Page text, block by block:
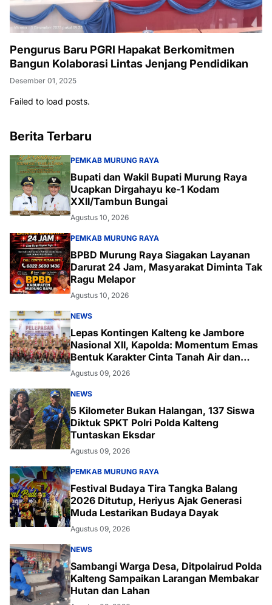
Pengurus Baru PGRI Hapakat Berkomitmen
Bangun Kolaborasi Lintas Jenjang Pendidikan
Desember 01, 2025
Failed to load posts.
Berita Terbaru
PEMKAB MURUNG RAYA
Bupati dan Wakil Bupati Murung Raya
Ucapkan Dirgahayu ke-1 Kodam
XXII/Tambun Bungai
Agustus 10, 2026
PEMKAB MURUNG RAYA
BPBD Murung Raya Siagakan Layanan
Darurat 24 Jam, Masyarakat Diminta Tak
Ragu Melapor
Agustus 10, 2026
NEWS
Lepas Kontingen Kalteng ke Jambore
Nasional XII, Kapolda: Momentum Emas
Bentuk Karakter Cinta Tanah Air dan
Lingkungan
Agustus 09, 2026
NEWS
5 Kilometer Bukan Halangan, 137 Siswa
Diktuk SPKT Polri Polda Kalteng
Tuntaskan Eksdar
Agustus 09, 2026
PEMKAB MURUNG RAYA
Festival Budaya Tira Tangka Balang
2026 Ditutup, Heriyus Ajak Generasi
Muda Lestarikan Budaya Dayak
Agustus 09, 2026
NEWS
Sambangi Warga Desa, Ditpolairud Polda
Kalteng Sampaikan Larangan Membakar
Hutan dan Lahan